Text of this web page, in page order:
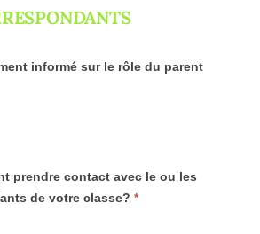
informé sur le rôle du parent
prendre contact avec le ou les
de votre classe? *